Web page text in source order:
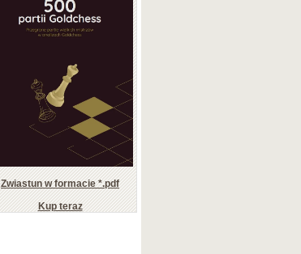
Zwiastun w formacie *.pdf
Kup teraz